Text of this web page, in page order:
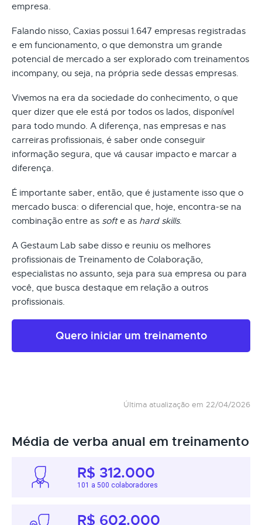
empresa.
Falando nisso, Caxias possui 1.647 empresas registradas
e em funcionamento, o que demonstra um grande
potencial de mercado a ser explorado com treinamentos
incompany, ou seja, na própria sede dessas empresas.
Vivemos na era da sociedade do conhecimento, o que
quer dizer que ele está por todos os lados, disponível
para todo mundo. A diferença, nas empresas e nas
carreiras profissionais, é saber onde conseguir
informação segura, que vá causar impacto e marcar a
diferença.
É importante saber, então, que é justamente isso que o
mercado busca: o diferencial que, hoje, encontra-se na
combinação entre as softe as hard skills.
A Gestaum Lab sabe disso e reuniu os melhores
profissionais de Treinamento de Colaboração,
especialistas no assunto, seja para sua empresa ou para
você, que busca destaque em relação a outros
profissionais.
Quero iniciar um treinamento
Última atualização em 22/04/2026
Média de verba anual em treinamento
R$ 312.000
101 a 500 colaboradores
R$ 602.000